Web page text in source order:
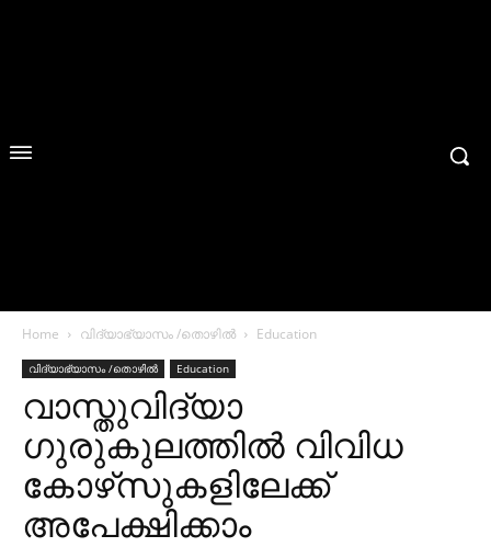
Home വിദ്യാഭ്യാസം /തൊഴിൽ Education
വിദ്യാഭ്യാസം /തൊഴിൽ Education
വാസ്തുവിദ്യാ
ഗുരുകുലത്തില്‍ വിവിധ
കോഴ്‌സുകളിലേക്ക്
അപേക്ഷിക്കാം